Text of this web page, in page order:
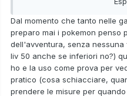
interessato, partecipare al
Dal momento che tanto nelle
preparo mai i pokemon penso
dell'avventura, senza
liv 50 anche se inferiori no?)
ho e la uso come prova per
pratico (cosa schiacciare,
prendere le misure per